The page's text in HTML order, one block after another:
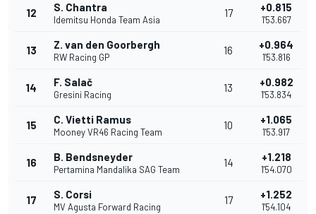
12 S. Chantra
Idemitsu Honda Team Asia
17 +0.815
1'53.667
13 Z. van den Goorbergh
RW Racing GP
16 +0.964
1'53.816
14 F. Salač
Gresini Racing
13 +0.982
1'53.834
15 C. Vietti Ramus
Mooney VR46 Racing Team
10 +1.065
1'53.917
16 B. Bendsneyder
Pertamina Mandalika SAG Team
14 +1.218
1'54.070
17 S. Corsi
MV Agusta Forward Racing
17 +1.252
1'54.104